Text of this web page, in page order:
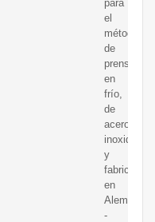
para
el
método
de
prensado
en
frío,
de
acero
inoxidable
y
fabricados
en
Alemania
-